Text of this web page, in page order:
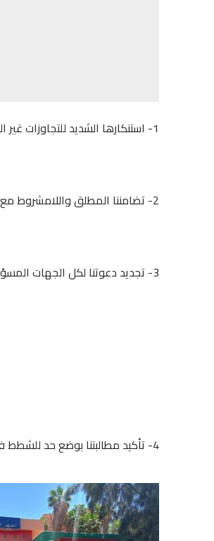
1- استنكارها الشديد للتجاوزات غير المسؤولة التي تدار بها شؤون قطاع الصحة ببني ملال.
2- تضامننا المطلق واللامشروط مع كافة الأطر الصحية الطبية والتمريضية والإدارية المتضررة من التمييز والتعسفات.
3- تجديد دعوتنا لكل الجهات المسؤولة والمعنية بالتدخل لوقف العبث بالمسؤولية ببني ملال.
4- تأكيد مطالبتنا بوضع حد للشطط في استعمال سلطة الإدارة بالمستشفى الجهوي لبني ملال والجهة.